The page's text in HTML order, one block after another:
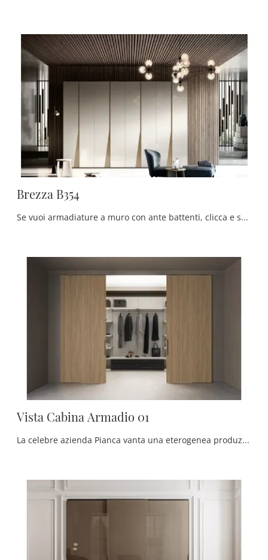
Brezza B354
Se vuoi armadiature a muro con ante battenti, clicca e scopri l'armadio Brezza B354 di Moretti Compact Giorno Notte in laccato lucido.
Vista Cabina Armadio 01
La celebre azienda Pianca vanta una eterogenea produzione di Armadi cabine armadio con ante scorrevoli, caratterizzati da design eccellente e ...